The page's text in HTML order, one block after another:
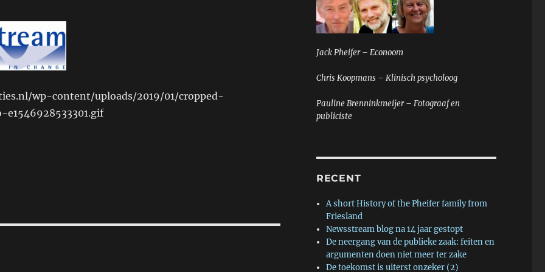
wp-content/uploads/2019/01/cropped-
e1546928533301.gif
Jack Pheifer – Econoom
Chris Koopmans – Klinisch psycholoog
Pauline Brenninkmeijer – Fotograaf en
publiciste
RECENT
A short History of the Pheifer family from
Friesland
Newsstream blog na 14 jaar gestopt
De neergang van de publieke zaak: feiten en
argumenten doen niet meer ter zake
De toekomst is uiterst onzeker (2)